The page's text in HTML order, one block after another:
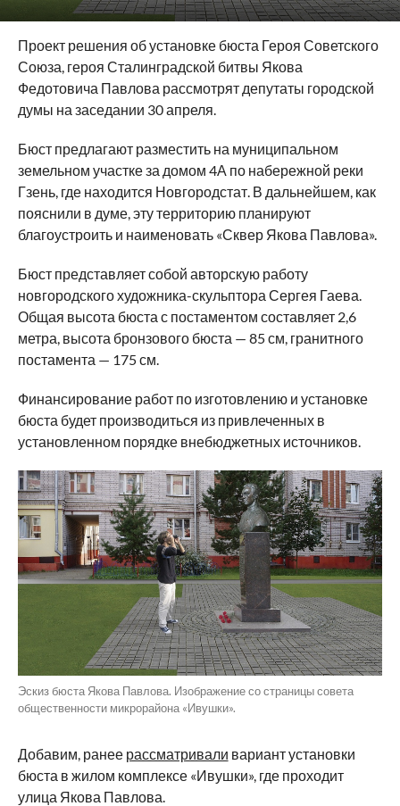
Проект решения об установке бюста Героя Советского
Союза, героя Сталинградской битвы Якова
Федотовича Павлова рассмотрят депутаты городской
думы на заседании 30 апреля.
Бюст предлагают разместить на муниципальном
земельном участке за домом 4А по набережной реки
Гзень, где находится Новгородстат. В дальнейшем, как
пояснили в думе, эту территорию планируют
благоустроить и наименовать «Сквер Якова Павлова».
Бюст представляет собой авторскую работу
новгородского художника-скульптора Сергея Гаева.
Общая высота бюста с постаментом составляет 2,6
метра, высота бронзового бюста — 85 см, гранитного
постамента — 175 см.
Финансирование работ по изготовлению и установке
бюста будет производиться из привлеченных в
установленном порядке внебюджетных источников.
Эскиз бюста Якова Павлова. Изображение со страницы совета
общественности микрорайона «Ивушки».
Добавим, ранее рассматривали вариант установки
бюста в жилом комплексе «Ивушки», где проходит
улица Якова Павлова.